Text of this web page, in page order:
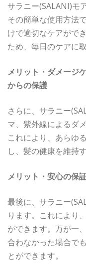
サラニー(SALANI)モ
その簡単な使用方法
けで適切なケアがで
ため、毎日のケアに
メリット・ダメージ
からの保護
さらに、サラニー
マ、紫外線によるダ
これにより、あらゆ
し、髪の健康を維持
メリット・安心の保
最後に、サラニー
ります。これにより
ができます。万が一
合わなかった場合で
とができます。